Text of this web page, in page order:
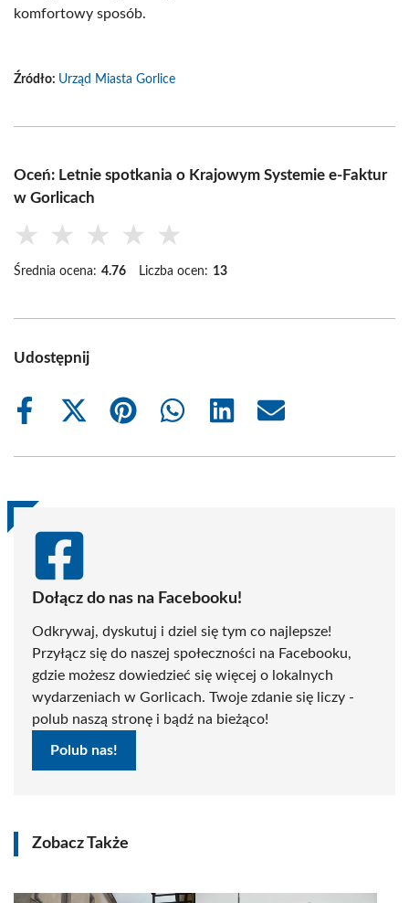
komfortowy sposób.
Źródło: Urząd Miasta Gorlice
Oceń: Letnie spotkania o Krajowym Systemie e-Faktur
w Gorlicach
★ ★ ★ ★ ★
Średnia ocena: 4.76 Liczba ocen: 13
Udostępnij
Share
Share
(Twitter)
Share
Share
Share
Share
Dołącz do nas na Facebooku!
Odkrywaj, dyskutuj i dziel się tym co najlepsze!
Przyłącz się do naszej społeczności na Facebooku,
gdzie możesz dowiedzieć się więcej o lokalnych
wydarzeniach w Gorlicach. Twoje zdanie się liczy -
polub naszą stronę i bądź na bieżąco!
Polub nas!
Zobacz Także